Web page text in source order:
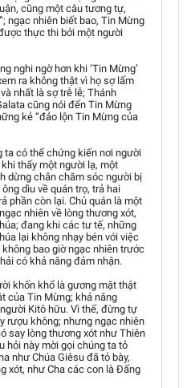
cũng một câu tương tự,
ngạc nhiên biết bao, Tin Mừng
thực thi bởi một người
nghi ngờ hơn khi ‘Tin Mừng’
ra không thật vì họ sợ lấm
nhất là sợ trễ lễ; Thánh
cũng nói đến Tin Mừng
kẻ “đảo lộn Tin Mừng của
ta có thể chứng kiến nơi người
thấy một người lạ, một
dừng chân chăm sóc người bị
dìu về quán trọ, trả hai
phần còn lại. Chủ quán là một
nhiên về lòng thương xót,
đang khi các tư tế, những
lại không nhạy bén với việc
bao giờ ngạc nhiên trước
có khả năng đảm nhận.
khốn khổ là gương mặt thật
của Tin Mừng; khả năng
Kitô hữu. Vì thế, đừng tự
rượu không; nhưng ngạc nhiên
say lòng thương xót như Thiên
hỏi này mời gọi chúng ta tỏ
như Chúa Giêsu đã tỏ bày,
xót, như Cha các con là Đấng